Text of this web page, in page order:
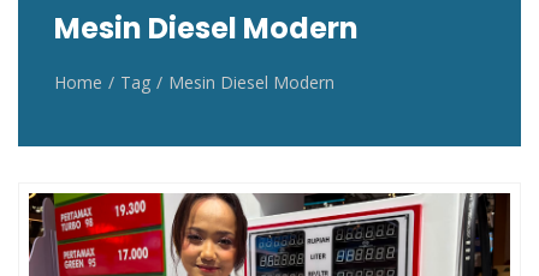
Mesin Diesel Modern
Home Tag Mesin Diesel Modern